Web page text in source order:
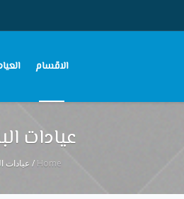
الاقسام
عيادات
Home
/ عيادات